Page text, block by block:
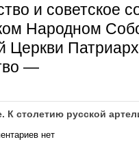
и советское
Народном
Церкви
—
столетию русской
нет